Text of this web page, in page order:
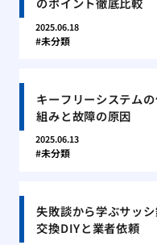
2025.06.18
未分類
キーフリーシステム
組みと故障の原因
2025.06.13
未分類
失敗談から学ぶサッ
交換DIYと業者依頼